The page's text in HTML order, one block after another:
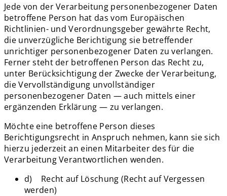
Jede von der Verarbeitung personenbezogener Daten
betroffene Person hat das vom Europäischen
Richtlinien- und Verordnungsgeber gewährte Recht,
die unverzügliche Berichtigung sie betreffender
unrichtiger personenbezogener Daten zu verlangen.
Ferner steht der betroffenen Person das Recht zu,
unter Berücksichtigung der Zwecke der Verarbeitung,
die Vervollständigung unvollständiger
personenbezogener Daten — auch mittels einer
ergänzenden Erklärung — zu verlangen.
Möchte eine betroffene Person dieses
Berichtigungsrecht in Anspruch nehmen, kann sie sich
hierzu jederzeit an einen Mitarbeiter des für die
Verarbeitung Verantwortlichen wenden.
d) Recht auf Löschung (Recht auf Vergessen
werden)